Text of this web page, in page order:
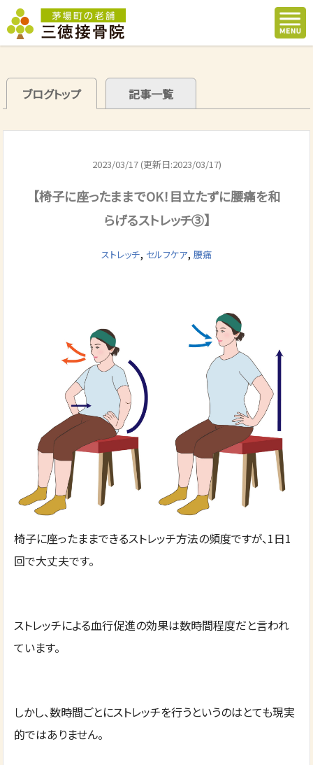
ブログトップ 記事一覧
2023/03/17 (更新日:2023/03/17)
【椅子に座ったままでOK！目立たずに腰痛を和
らげるストレッチ③】
ストレッチ, セルフケア, 腰痛
椅子に座ったままできるストレッチ方法の頻度ですが、1日1
回で大丈夫です。
ストレッチによる血行促進の効果は数時間程度だと言われ
ています。
しかし、数時間ごとにストレッチを行うというのはとても現実
的ではありません。